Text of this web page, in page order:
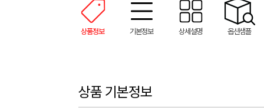
상품정보 기본정보 상세설명 옵션샘플
상품 기본정보